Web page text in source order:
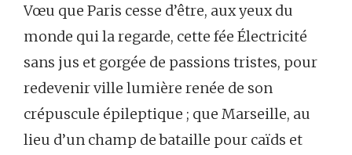
Vœu que Paris cesse d’être, aux yeux du
monde qui la regarde, cette fée Électricité
sans jus et gorgée de passions tristes, pour
redevenir ville lumière renée de son
crépuscule épileptique ; que Marseille, au
lieu d’un champ de bataille pour caïds et